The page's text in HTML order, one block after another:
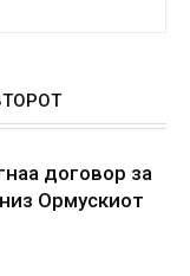
договор за
Ормускиот